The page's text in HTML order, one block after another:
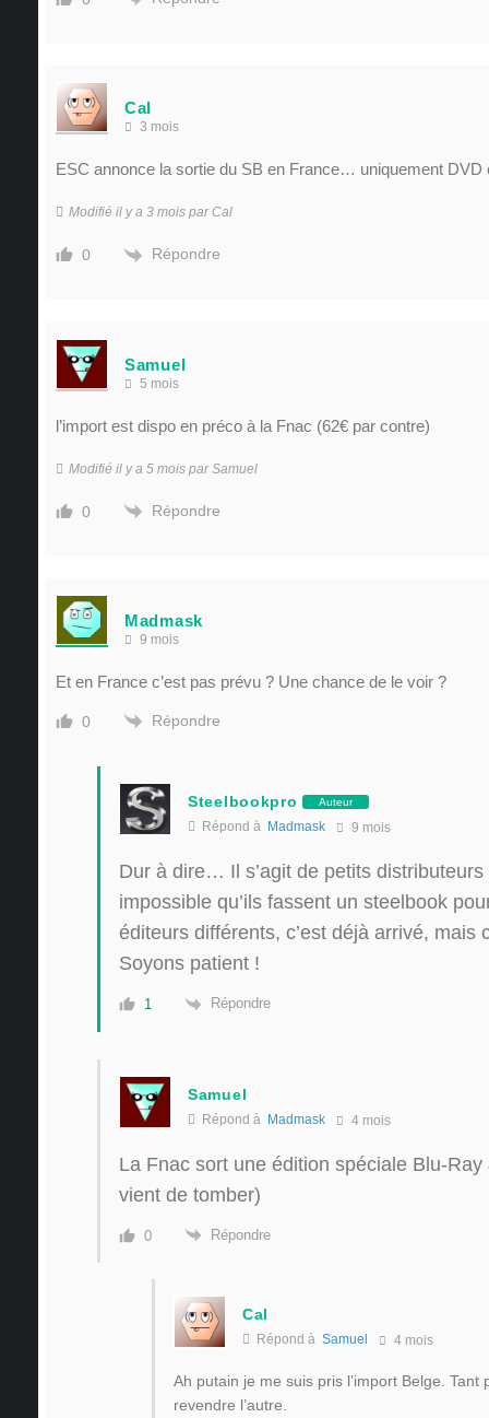
Cal
3 mois
ESC annonce la sortie du SB en France… uniquement DVD
Modifié il y a 3 mois par Cal
0 Répondre
Samuel
5 mois
l’import est dispo en préco à la Fnac (62€ par contre)
Modifié il y a 5 mois par Samuel
0 Répondre
Madmask
9 mois
Et en France c’est pas prévu ? Une chance de le voir ?
0 Répondre
Steelbookpro Auteur
Répond à Madmask 9 mois
Dur à dire… Il s’agit de petits distributeurs
impossible qu’ils fassent un steelbook
éditeurs différents, c’est déjà arrivé, mais
Soyons patient !
1 Répondre
Samuel
Répond à Madmask 4 mois
La Fnac sort une édition spéciale Blu-
vient de tomber)
0 Répondre
Cal
Répond à Samuel 4 mois
Ah putain je me suis pris l’import Belge. Tant
revendre l’autre.